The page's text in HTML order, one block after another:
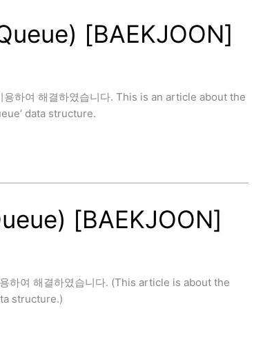
[BAEKJOON]
용하여 해결하였습니다. This is an article about the
data structure.
[BAEKJOON]
용하여 해결하였습니다. (This article is about the
structure.)